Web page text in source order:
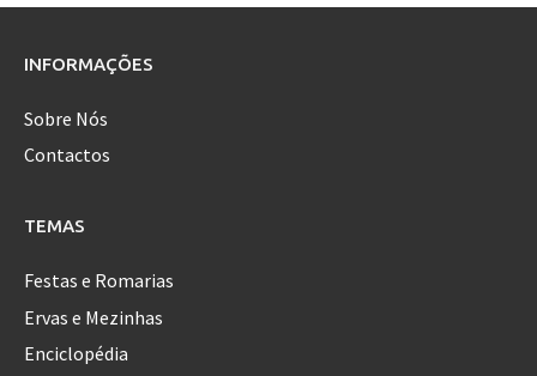
INFORMAÇÕES
Sobre Nós
Contactos
TEMAS
Festas e Romarias
Ervas e Mezinhas
Enciclopédia